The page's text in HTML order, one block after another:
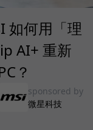
如何用「理
AI+ 重新
？
sponsored by
微星科技